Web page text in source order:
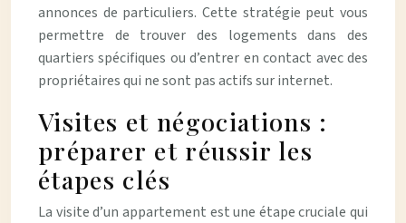
annonces de particuliers. Cette stratégie peut vous
permettre de trouver des logements dans des
quartiers spécifiques ou d’entrer en contact avec des
propriétaires qui ne sont pas actifs sur internet.
Visites et négociations :
préparer et réussir les
étapes clés
La visite d’un appartement est une étape cruciale qui